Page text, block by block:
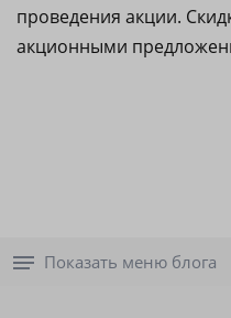
проведения акции.
акционными
Показать меню блога